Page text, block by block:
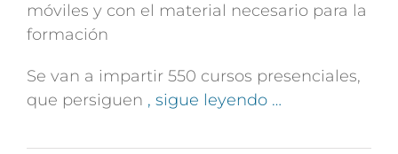
móviles y con el material necesario para la
formación
Se van a impartir 550 cursos presenciales,
que persiguen , sigue leyendo …